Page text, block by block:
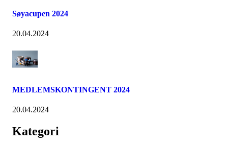
Søyacupen 2024
20.04.2024
MEDLEMSKONTINGENT 2024
20.04.2024
Kategori